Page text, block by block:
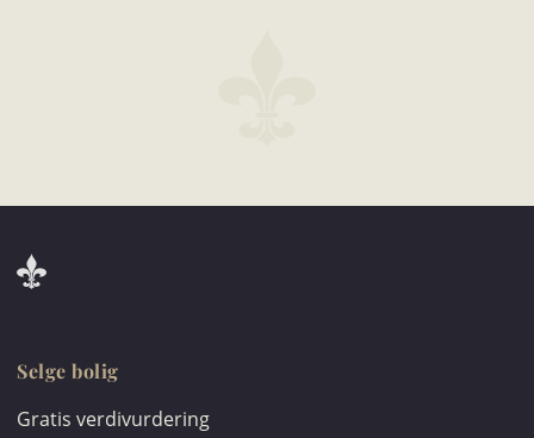
Selge bolig
Gratis verdivurdering